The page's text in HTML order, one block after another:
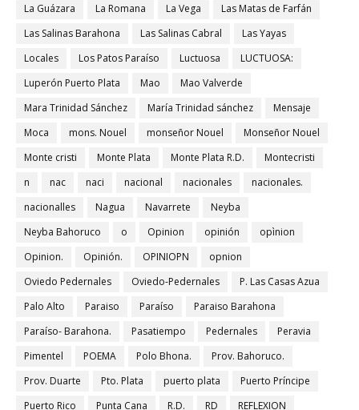
La Guázara
La Romana La Vega
Las Matas de Farfán
Las Salinas Barahona
Las Salinas Cabral
Las Yayas
Locales
Los Patos Paraíso Luctuosa
LUCTUOSA:
Luperón Puerto Plata
Mao
Mao Valverde
Mara Trinidad Sánchez
María Trinidad sánchez
Mensaje
Moca
mons. Nouel monseñor Nouel
Monseñor Nouel
Monte cristi
Monte Plata Monte Plata R.D.
Montecristi
n
nac naci nacional nacionales
nacionales.
nacionalles
Nagua Navarrete
Neyba
Neyba Bahoruco
o Opinion opinión
opìnion
Opinion.
Opinión. OPINIOPN
opnion
Oviedo Pedernales
Oviedo-Pedernales
P. Las Casas Azua
Palo Alto
Paraiso Paraíso
Paraiso Barahona
Paraíso- Barahona.
Pasatiempo Pedernales
Peravia
Pimentel
POEMA Polo Bhona.
Prov. Bahoruco.
Prov. Duarte
Pto. Plata puerto plata
Puerto Príncipe
Puerto Rico
Punta Cana R.D. RD
REFLEXION